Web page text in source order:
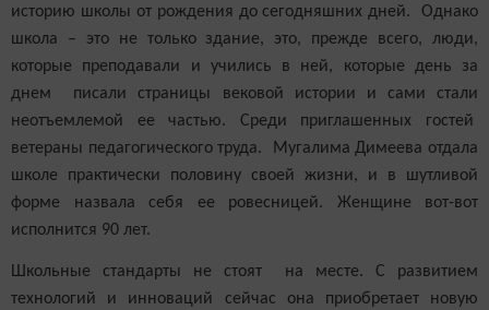
историю школы от рождения до сегодняшних дней. Однако
школа – это не только здание, это, прежде всего, люди,
которые преподавали и учились в ней, которые день за
днем писали страницы вековой истории и сами стали
неотъемлемой ее частью. Среди приглашенных гостей
ветераны педагогического труда. Мугалима Димеева отдала
школе практически половину своей жизни, и в шутливой
форме назвала себя ее ровесницей. Женщине вот-вот
исполнится 90 лет.
Школьные стандарты не стоят на месте. С развитием
технологий и инноваций сейчас она приобретает новую